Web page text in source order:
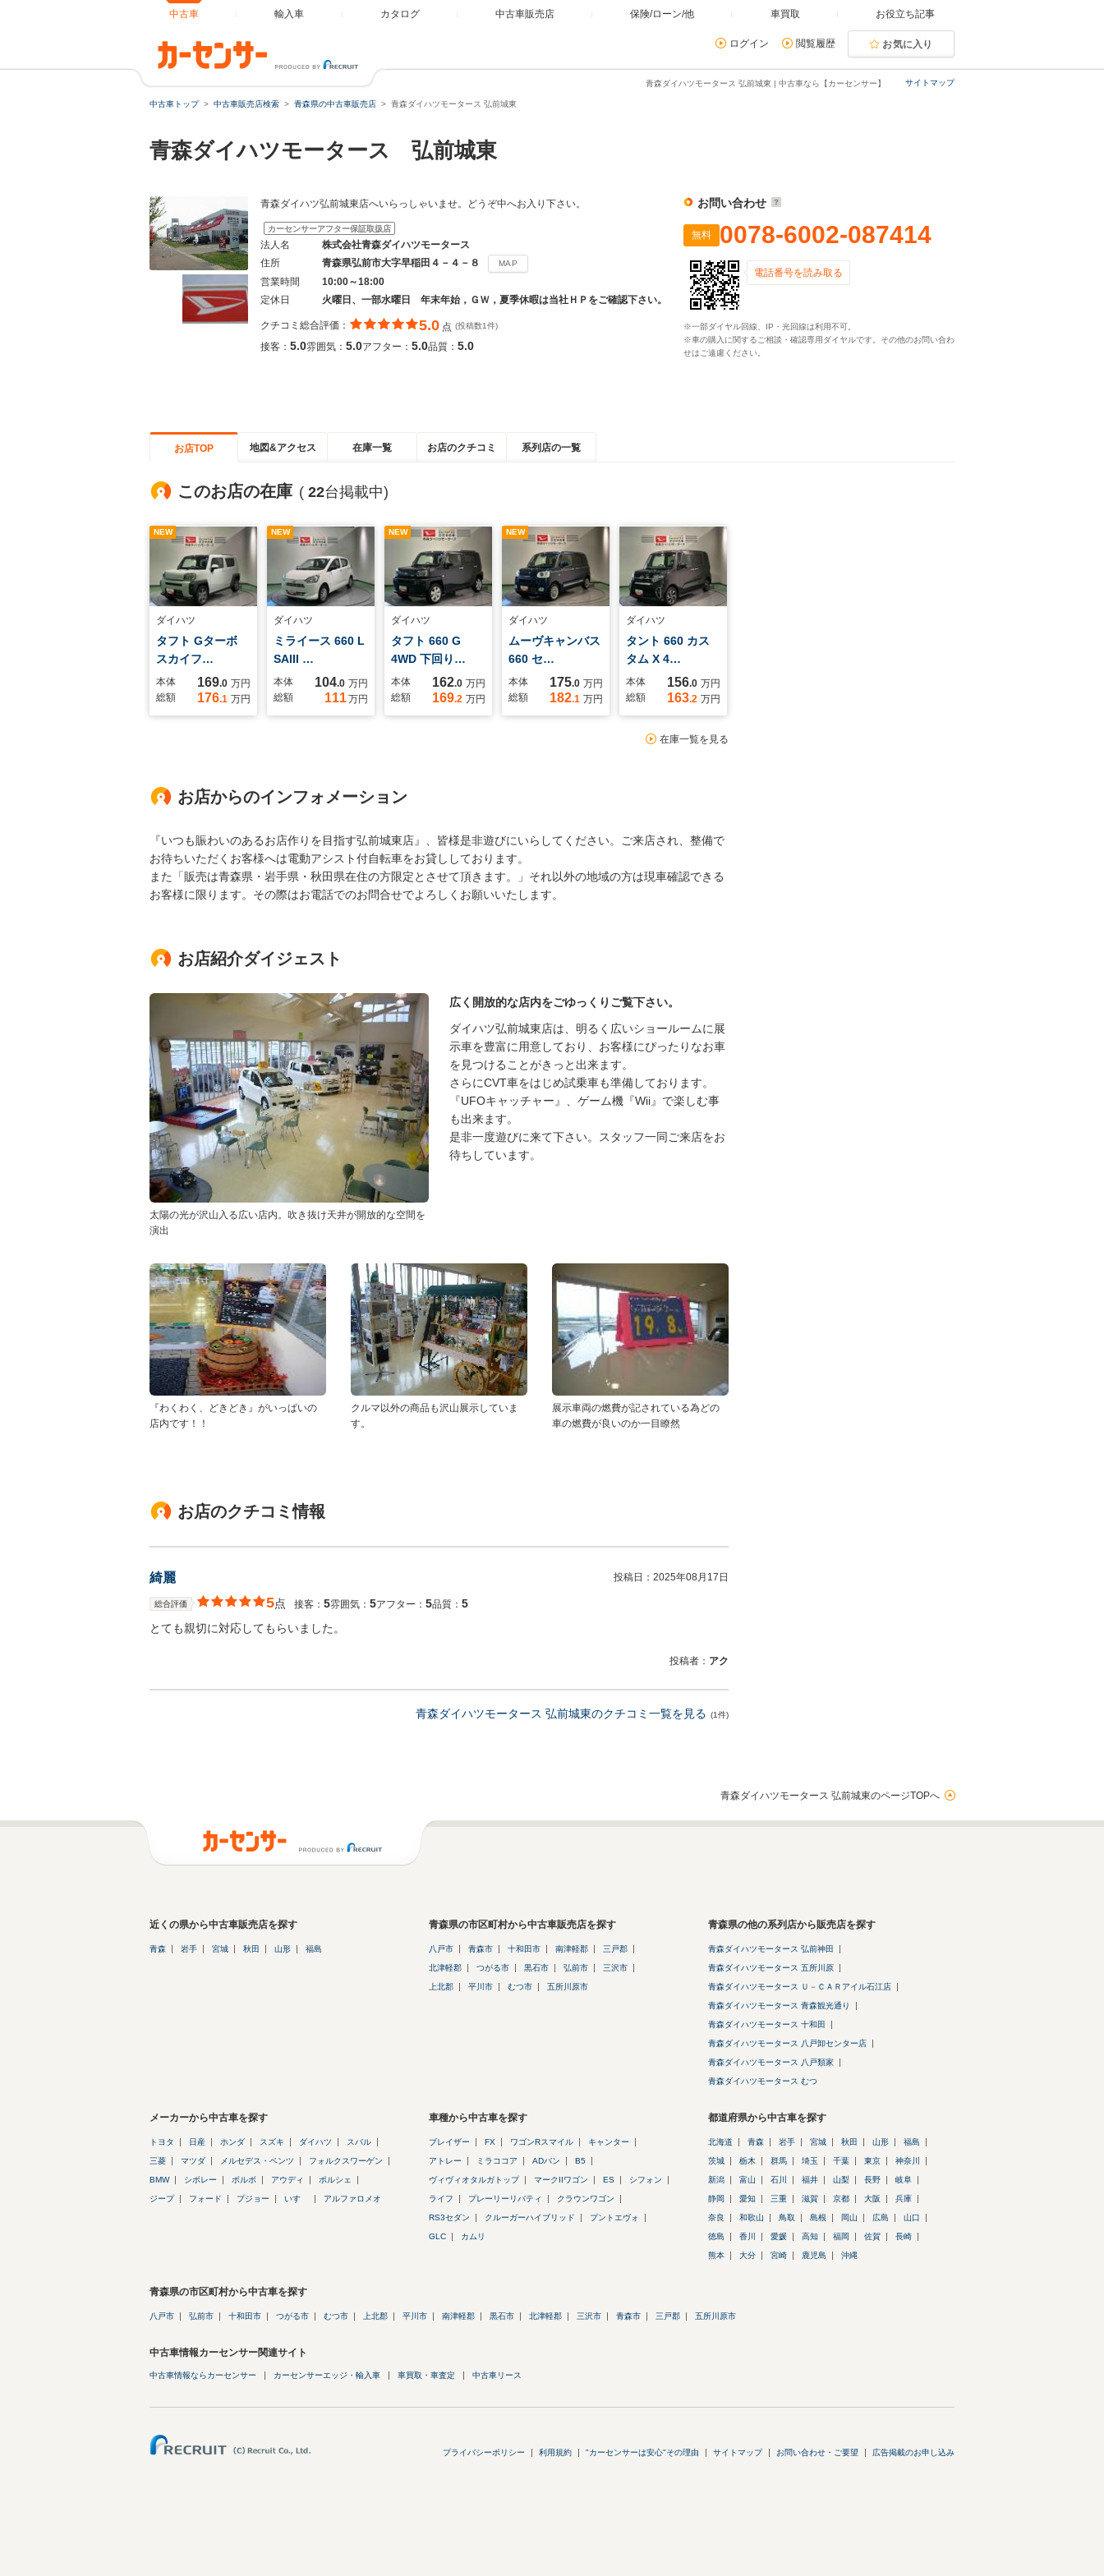
中古車 輸入車 カタログ 中古車販売店 保険/ローン/他 車買取 お役立ち記事
ログイン 閲覧履歴 お気に入り
サイトマップ
青森ダイハツモータース 弘前城東 | 中古車なら【カーセンサー】
中古車トップ 中古車販売店検索 青森県の中古車販売店 青森ダイハツモータース 弘前城東
青森ダイハツモータース 弘前城東
青森ダイハツ弘前城東店へいらっしゃいませ。どうぞ中へお入り下さい。
カーセンサーアフター保証取扱店
法人名
株式会社青森ダイハツモータース
住所
青森県弘前市大字早稲田４－４－８ MAP
営業時間
10:00～18:00
定休日
火曜日、一部水曜日 年末年始，ＧＷ，夏季休暇は当社ＨＰをご確認下さい。
クチコミ総合評価： 5.0 点 (投稿数1件)
接客： 5.0雰囲気： 5.0アフター： 5.0品質： 5.0
お問い合わせ
無料 0078-6002-087414
電話番号を読み取る
※一部ダイヤル回線、IP・光回線は利用不可。
※車の購入に関するご相談・確認専用ダイヤルです。その他のお問い合わ
せはご遠慮ください。
お店TOP 地図&アクセス 在庫一覧 お店のクチコミ 系列店の一覧
このお店の在庫 ( 22台掲載中)
NEW
ダイハツ
タフト Gターボ
スカイフ…
本体 169.0 万円
総額
176.1 万円
NEW
ダイハツ
ミライース 660 L
SAIII …
本体 104.0 万円
総額
111万円
NEW
ダイハツ
タフト 660 G
4WD 下回り…
本体 162.0 万円
総額
169.2 万円
NEW
ダイハツ
ムーヴキャンバス
660 セ…
本体 175.0 万円
総額
182.1 万円
ダイハツ
タント 660 カス
タム X 4…
本体 156.0 万円
総額
163.2 万円
在庫一覧を見る
お店からのインフォメーション
『いつも賑わいのあるお店作りを目指す弘前城東店』、皆様是非遊びにいらしてください。ご来店され、整備で
お待ちいただくお客様へは電動アシスト付自転車をお貸ししております。
また「販売は青森県・岩手県・秋田県在住の方限定とさせて頂きます。」それ以外の地域の方は現車確認できる
お客様に限ります。その際はお電話でのお問合せでよろしくお願いいたします。
お店紹介ダイジェスト
太陽の光が沢山入る広い店内。吹き抜け天井が開放的な空間を
演出
広く開放的な店内をごゆっくりご覧下さい。
ダイハツ弘前城東店は、明るく広いショールームに展
示車を豊富に用意しており、お客様にぴったりなお車
を見つけることがきっと出来ます。
さらにCVT車をはじめ試乗車も準備しております。
『UFOキャッチャー』、ゲーム機『Wii』で楽しむ事
も出来ます。
是非一度遊びに来て下さい。スタッフ一同ご来店をお
待ちしています。
『わくわく、どきどき』がいっぱいの
店内です！！
クルマ以外の商品も沢山展示していま
す。
展示車両の燃費が記されている為どの
車の燃費が良いのか一目瞭然
お店のクチコミ情報
綺麗 投稿日： 2025年08月17日
総合評価 5点 接客： 5雰囲気： 5アフター： 5品質： 5
とても親切に対応してもらいました。
投稿者： アク
青森ダイハツモータース 弘前城東のクチコミ一覧を見る (1件)
青森ダイハツモータース 弘前城東のページTOPへ
近くの県から中古車販売店を探す
青森 岩手 宮城 秋田 山形 福島
青森県の市区町村から中古車販売店を探す
八戸市 青森市 十和田市 南津軽郡 三戸郡
北津軽郡 つがる市 黒石市 弘前市 三沢市
上北郡 平川市 むつ市 五所川原市
青森県の他の系列店から販売店を探す
青森ダイハツモータース 弘前神田
青森ダイハツモータース 五所川原
青森ダイハツモータース Ｕ－ＣＡＲアイル石江店
青森ダイハツモータース 青森観光通り
青森ダイハツモータース 十和田
青森ダイハツモータース 八戸卸センター店
青森ダイハツモータース 八戸類家
青森ダイハツモータース むつ
メーカーから中古車を探す
トヨタ 日産 ホンダ スズキ ダイハツ スバル
三菱 マツダ メルセデス・ベンツ フォルクスワーゲン
BMW シボレー ボルボ アウディ ポルシェ
ジープ フォード プジョー いすゞ アルファロメオ
車種から中古車を探す
ブレイザー FX ワゴンRスマイル キャンター
アトレー ミラココア ADバン B5
ヴィヴィオタルガトップ マークIIワゴン ES シフォン
ライフ プレーリーリバティ クラウンワゴン
RS3セダン クルーガーハイブリッド プントエヴォ
GLC カムリ
都道府県から中古車を探す
北海道 青森 岩手 宮城 秋田 山形 福島
茨城 栃木 群馬 埼玉 千葉 東京 神奈川
新潟 富山 石川 福井 山梨 長野 岐阜
静岡 愛知 三重 滋賀 京都 大阪 兵庫
奈良 和歌山 鳥取 島根 岡山 広島 山口
徳島 香川 愛媛 高知 福岡 佐賀 長崎
熊本 大分 宮崎 鹿児島 沖縄
青森県の市区町村から中古車を探す
八戸市 弘前市 十和田市 つがる市 むつ市 上北郡 平川市 南津軽郡 黒石市 北津軽郡 三沢市 青森市 三戸郡 五所川原市
中古車情報カーセンサー関連サイト
中古車情報ならカーセンサー カーセンサーエッジ・輸入車 車買取・車査定 中古車リース
プライバシーポリシー 利用規約 "カーセンサーは安心"その理由 サイトマップ お問い合わせ・ご要望 広告掲載のお申し込み